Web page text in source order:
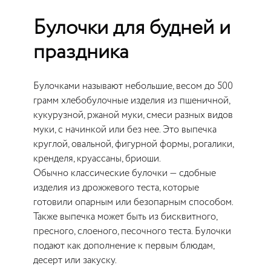
Булочки для будней и
праздника
Булочками называют небольшие, весом до 500
грамм хлебобулочные изделия из пшеничной,
кукурузной, ржаной муки, смеси разных видов
муки, с начинкой или без нее. Это выпечка
круглой, овальной, фигурной формы, рогалики,
кренделя, круассаны, бриоши.
Обычно классические булочки — сдобные
изделия из дрожжевого теста, которые
готовили опарным или безопарным способом.
Также выпечка может быть из бисквитного,
пресного, слоеного, песочного теста. Булочки
подают как дополнение к первым блюдам,
десерт или закуску.